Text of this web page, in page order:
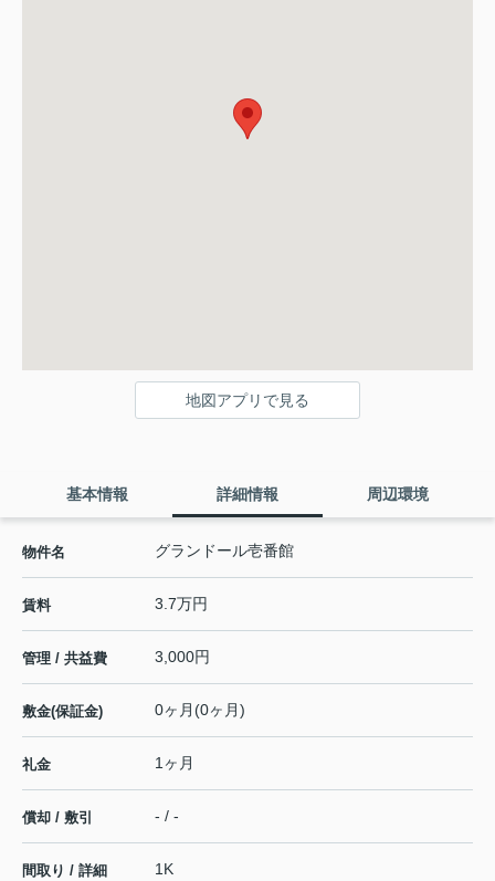
地図アプリで見る
基本情報 詳細情報 周辺環境
物件名 グランドール壱番館
賃料 3.7万円
管理 / 共益費 3,000円
敷金(保証金) 0ヶ月(0ヶ月)
礼金 1ヶ月
償却 / 敷引 - / -
間取り / 詳細
1K